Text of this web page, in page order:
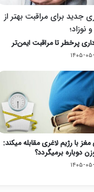
جدید برای مراقبت بهتر از
نوزاد؛
پرخطر تا مراقبت ایمن‌تر
۰۵-۱۵
با رژیم لاغری مقابله میکند:
دوباره برمیگردد؟
۰۵-۱۵